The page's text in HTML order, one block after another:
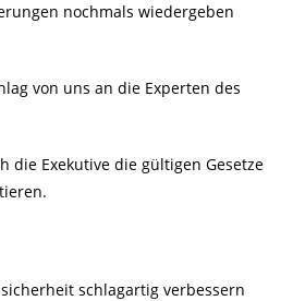
nochmals wiedergeben
von uns an die Experten des
die Exekutive die gültigen Gesetze
schlagartig verbessern